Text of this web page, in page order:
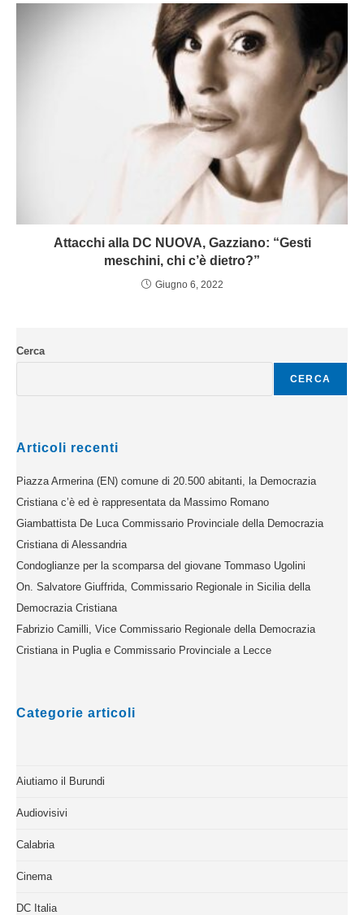
Attacchi alla DC NUOVA, Gazziano: “Gesti
meschini, chi c’è dietro?”
Giugno 6, 2022
Cerca
CERCA
Articoli recenti
Piazza Armerina (EN) comune di 20.500 abitanti, la Democrazia
Cristiana c’è ed è rappresentata da Massimo Romano
Giambattista De Luca Commissario Provinciale della Democrazia
Cristiana di Alessandria
Condoglianze per la scomparsa del giovane Tommaso Ugolini
On. Salvatore Giuffrida, Commissario Regionale in Sicilia della
Democrazia Cristiana
Fabrizio Camilli, Vice Commissario Regionale della Democrazia
Cristiana in Puglia e Commissario Provinciale a Lecce
Categorie articoli
Aiutiamo il Burundi
Audiovisivi
Calabria
Cinema
DC Italia